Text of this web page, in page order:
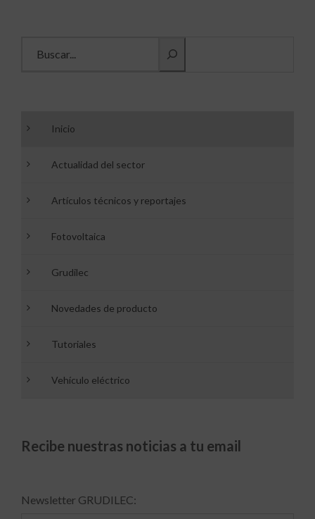
Inicio
Actualidad del sector
Artículos técnicos y reportajes
Fotovoltaica
Grudilec
Novedades de producto
Tutoriales
Vehículo eléctrico
Recibe nuestras noticias a tu email
Newsletter GRUDILEC: